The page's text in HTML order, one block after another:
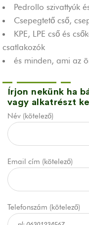
Pedrollo szivattyúk
Csepegtető cső,
KPE, LPE cső és
csatlakozók
és minden, ami az
Írjon nekünk ha
vagy alkatrészt
Név (kötelező)
Email cím (kötelező)
Telefonszám (kötelező)